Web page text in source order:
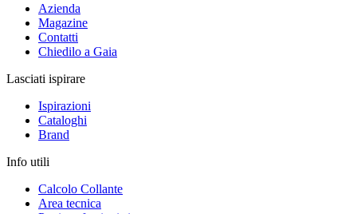
Azienda
Magazine
Contatti
Chiedilo a Gaia
Lasciati ispirare
Ispirazioni
Cataloghi
Brand
Info utili
Calcolo Collante
Area tecnica